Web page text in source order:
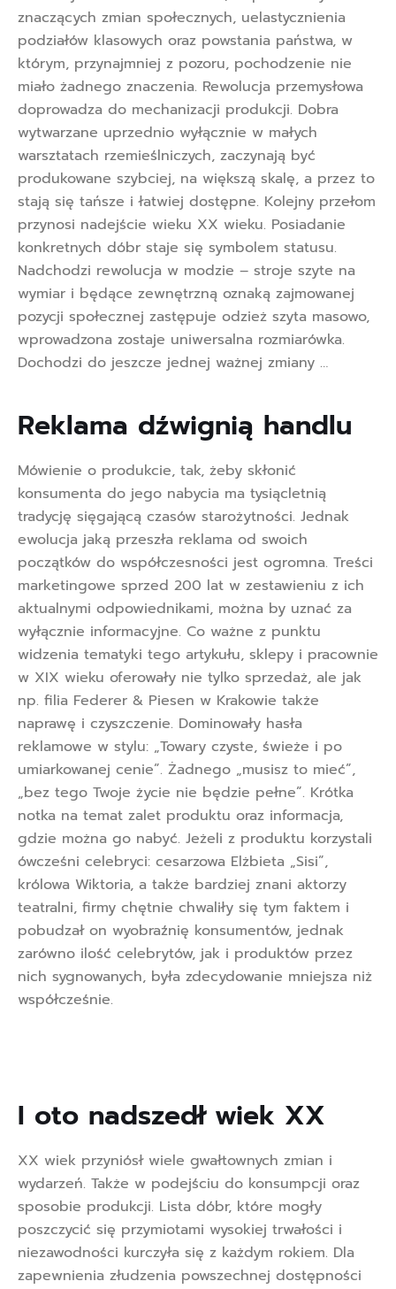
znaczących zmian społecznych, uelastycznienia
podziałów klasowych oraz powstania państwa, w
którym, przynajmniej z pozoru, pochodzenie nie
miało żadnego znaczenia. Rewolucja przemysłowa
doprowadza do mechanizacji produkcji. Dobra
wytwarzane uprzednio wyłącznie w małych
warsztatach rzemieślniczych, zaczynają być
produkowane szybciej, na większą skalę, a przez to
stają się tańsze i łatwiej dostępne. Kolejny przełom
przynosi nadejście wieku XX wieku. Posiadanie
konkretnych dóbr staje się symbolem statusu.
Nadchodzi rewolucja w modzie – stroje szyte na
wymiar i będące zewnętrzną oznaką zajmowanej
pozycji społecznej zastępuje odzież szyta masowo,
wprowadzona zostaje uniwersalna rozmiarówka.
Dochodzi do jeszcze jednej ważnej zmiany …
Reklama dźwignią handlu
Mówienie o produkcie, tak, żeby skłonić
konsumenta do jego nabycia ma tysiącletnią
tradycję sięgającą czasów starożytności. Jednak
ewolucja jaką przeszła reklama od swoich
początków do współczesności jest ogromna. Treści
marketingowe sprzed 200 lat w zestawieniu z ich
aktualnymi odpowiednikami, można by uznać za
wyłącznie informacyjne. Co ważne z punktu
widzenia tematyki tego artykułu, sklepy i pracownie
w XIX wieku oferowały nie tylko sprzedaż, ale jak
np. filia Federer & Piesen w Krakowie także
naprawę i czyszczenie. Dominowały hasła
reklamowe w stylu: „Towary czyste, świeże i po
umiarkowanej cenie”. Żadnego „musisz to mieć”,
„bez tego Twoje życie nie będzie pełne”. Krótka
notka na temat zalet produktu oraz informacja,
gdzie można go nabyć. Jeżeli z produktu korzystali
ówcześni celebryci: cesarzowa Elżbieta „Sisi”,
królowa Wiktoria, a także bardziej znani aktorzy
teatralni, firmy chętnie chwaliły się tym faktem i
pobudzał on wyobraźnię konsumentów, jednak
zarówno ilość celebrytów, jak i produktów przez
nich sygnowanych, była zdecydowanie mniejsza niż
współcześnie.
I oto nadszedł wiek XX
XX wiek przyniósł wiele gwałtownych zmian i
wydarzeń. Także w podejściu do konsumpcji oraz
sposobie produkcji. Lista dóbr, które mogły
poszczycić się przymiotami wysokiej trwałości i
niezawodności kurczyła się z każdym rokiem. Dla
zapewnienia złudzenia powszechnej dostępności